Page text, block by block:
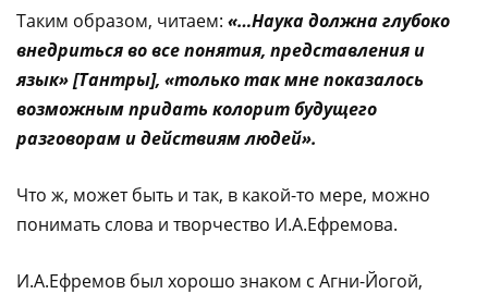
Таким образом, читаем: «…Наука должна глубоко
внедриться во все понятия, представления и
язык» [Тантры], «только так мне показалось
возможнымпридать колорит будущего
разговорам и действиям людей».
Что ж, может быть и так, в какой-то мере, можно
понимать слова и творчество И.А.Ефремова.
И.А.Ефремов был хорошо знаком с Агни-Йогой,